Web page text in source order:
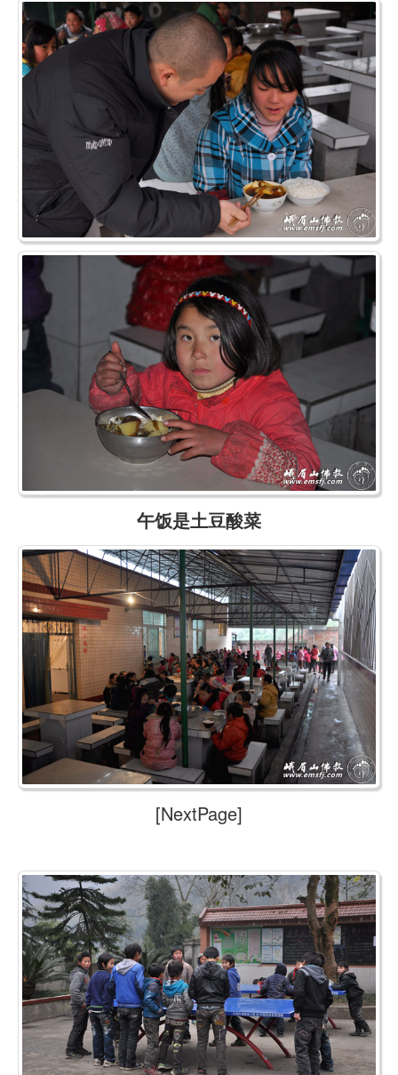
午饭是土豆酸菜
[NextPage]